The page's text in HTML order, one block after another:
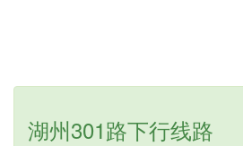
湖州301路下行线路